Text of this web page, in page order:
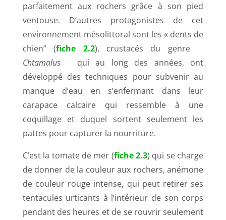
parfaitement aux rochers grâce à son pied
ventouse. D’autres protagonistes de cet
environnement mésolittoral sont les « dents de
chien” (fiche 2.2), crustacés du genre
Chtamalusqui au long des années, ont
développé des techniques pour subvenir au
manque d’eau en s’enfermant dans leur
carapace calcaire qui ressemble à une
coquillage et duquel sortent seulement les
pattes pour capturer la nourriture.
C’est la tomate de mer (fiche 2.3) qui se charge
de donner de la couleur aux rochers, anémone
de couleur rouge intense, qui peut retirer ses
tentacules urticants à l’intérieur de son corps
pendant des heures et de se rouvrir seulement